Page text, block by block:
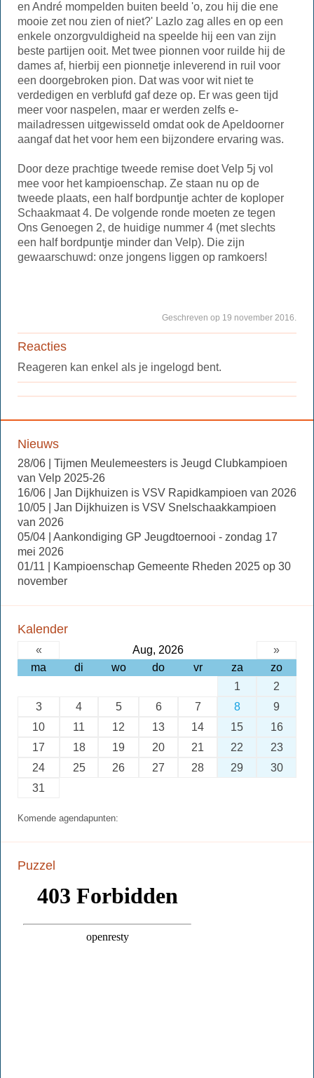
en André mompelden buiten beeld 'o, zou hij die ene
mooie zet nou zien of niet?' Lazlo zag alles en op een
enkele onzorgvuldigheid na speelde hij een van zijn
beste partijen ooit. Met twee pionnen voor ruilde hij de
dames af, hierbij een pionnetje inleverend in ruil voor
een doorgebroken pion. Dat was voor wit niet te
verdedigen en verblufd gaf deze op. Er was geen tijd
meer voor naspelen, maar er werden zelfs e-
mailadressen uitgewisseld omdat ook de Apeldoorner
aangaf dat het voor hem een bijzondere ervaring was.
Door deze prachtige tweede remise doet Velp 5j vol
mee voor het kampioenschap. Ze staan nu op de
tweede plaats, een half bordpuntje achter de koploper
Schaakmaat 4. De volgende ronde moeten ze tegen
Ons Genoegen 2, de huidige nummer 4 (met slechts
een half bordpuntje minder dan Velp). Die zijn
gewaarschuwd: onze jongens liggen op ramkoers!
Geschreven op 19 november 2016.
Reacties
Reageren kan enkel als je ingelogd bent.
Nieuws
28/06 | Tijmen Meulemeesters is Jeugd Clubkampioen
van Velp 2025-26
16/06 | Jan Dijkhuizen is VSV Rapidkampioen van 2026
10/05 | Jan Dijkhuizen is VSV Snelschaakkampioen
van 2026
05/04 | Aankondiging GP Jeugdtoernooi - zondag 17
mei 2026
01/11 | Kampioenschap Gemeente Rheden 2025 op 30
november
Kalender
« Aug, 2026
»
ma
di wo do vr za
zo
1
2
3
4 5 6 7 8
9
10
11 12 13 14 15
16
17
18 19 20 21 22
23
24
25 26 27 28 29
30
31
Komende agendapunten:
Puzzel